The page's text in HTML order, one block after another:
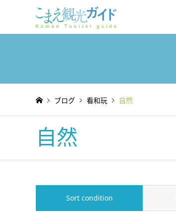
ブログ 看和玩 自然
自然
Sort condition